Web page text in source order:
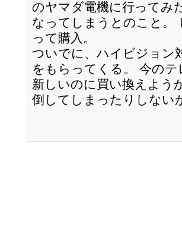
のヤマダ電機に行ってみ
なってしまうとのこと。
って購入。
ついでに、ハイビジョン
をもらってくる。 今の
新しいのに買い換えよう
倒してしまったりしない